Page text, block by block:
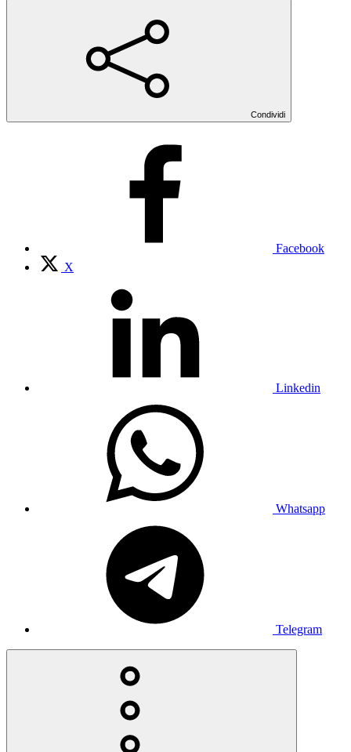
Condividi
Facebook
X
Linkedin
Whatsapp
Telegram